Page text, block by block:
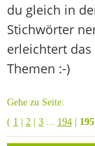
du gleich in
Stichwörter
erleichtert
Themen :-)
Gehe zu Seite:
( 1 2 3 194 195